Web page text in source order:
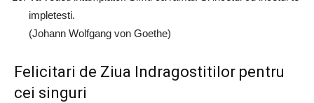
impletesti.
(Johann Wolfgang von Goethe)
Felicitari de Ziua Indragostitilor pentru
cei singuri